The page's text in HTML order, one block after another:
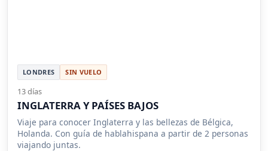
LONDRES SIN VUELO
13 días
INGLATERRA Y PAÍSES BAJOS
Viaje para conocer Inglaterra y las bellezas de Bélgica,
Holanda. Con guía de hablahispana a partir de 2 personas
viajando juntas.